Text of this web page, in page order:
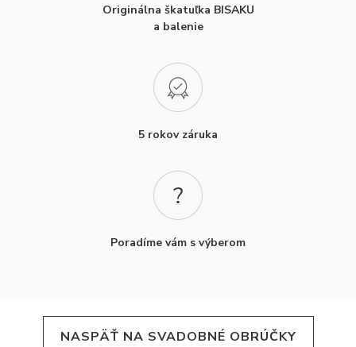
Originálna škatuľka BISAKU
a balenie
5 rokov záruka
Poradíme vám s výberom
NASPÄŤ NA SVADOBNÉ OBRÚČKY